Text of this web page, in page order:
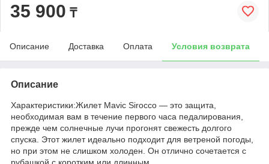
35 900 ₸
Описание Доставка Оплата Условия возврата
Описание
Характеристики:Жилет Mavic Sirocco — это защита,
необходимая вам в течение первого часа педалирования,
прежде чем солнечные лучи прогонят свежесть долгого
спуска. Этот жилет идеально подходит для ветреной погоды,
но при этом не слишком холоден. Он отлично сочетается с
рубашкой с коротким или длинным